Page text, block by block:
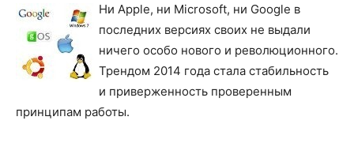
Ни Apple, ни Microsoft, ни Google в
последних версиях своих не выдали
ничего особо нового и революционного.
Трендом 2014 года стала стабильность
и приверженность проверенным
принципам работы.